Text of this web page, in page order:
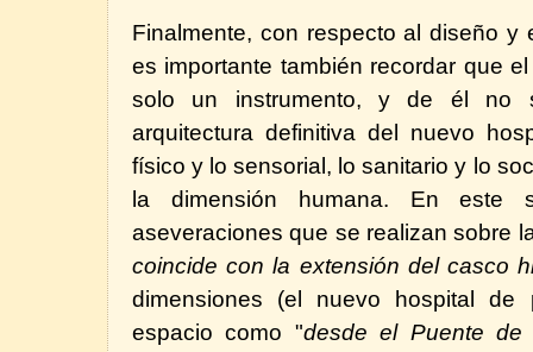
Finalmente, con respecto al diseño y
es importante también recordar que
solo un instrumento, y de él no
arquitectura definitiva del nuevo
físico y lo sensorial, lo sanitario y lo
la dimensión humana. En este
aseveraciones que se realizan sobre
coincide con la extensión del casco
dimensiones (el nuevo hospital
espacio como "desde el Puente